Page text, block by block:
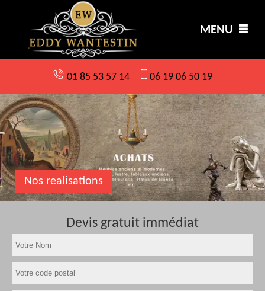
MENU
01 85 53 57 14 06 19 06 50 19
Nos realisations
Devis gratuit immédiat